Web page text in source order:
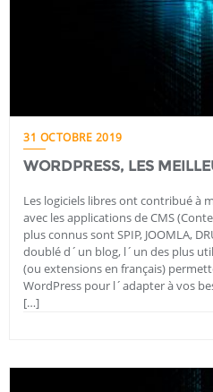
31 OCTOBRE 2019
WORDPRESS, LES
Les logiciels libres ont contribué à
avec les applications de CMS
plus connus sont SPIP, JOOMLA,
doublé d´un blog, l´un des plus
(ou extensions en français)
WordPress pour l´adapter à vos
[…]